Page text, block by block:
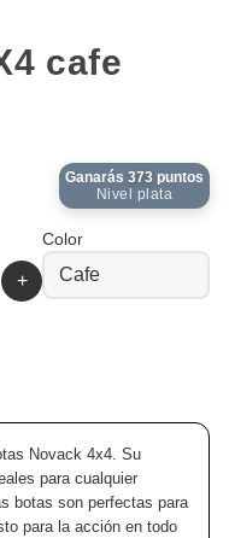
cafe
Ganarás373 puntos
Nivel plata
+
Color
Cafe
Novack 4x4. Su
para cualquier
botas son perfectas para
para la acción en todo